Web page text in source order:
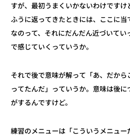
すが、最初うまくいかないわけですけ
ふうに返ってきたときには、ここに
なのって、それにだんだん近づいて
で感じていくっていうか。
それで後で意味が解って「あ、だか
ってたんだ」っていうか。意味は後
がするんですけど。
練習のメニューは「こういうメニュ